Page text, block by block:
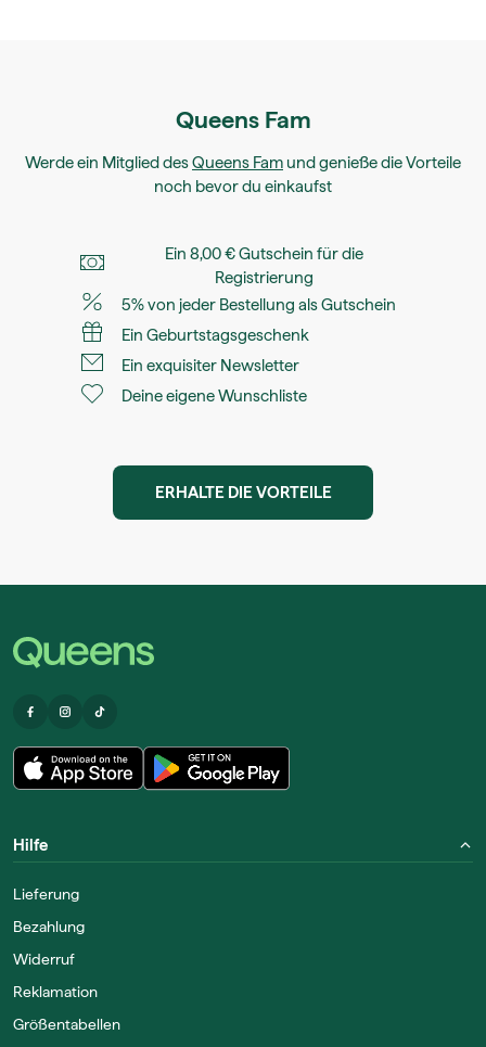
Queens Fam
Werde ein Mitglied desQueens Fam und genieße die Vorteile
noch bevor du einkaufst
Ein 8,00 € Gutschein für die
Registrierung
5% von jeder Bestellung als Gutschein
Ein Geburtstagsgeschenk
Ein exquisiter Newsletter
Deine eigene Wunschliste
ERHALTE DIE VORTEILE
Hilfe
Lieferung
Bezahlung
Widerruf
Reklamation
Größentabellen